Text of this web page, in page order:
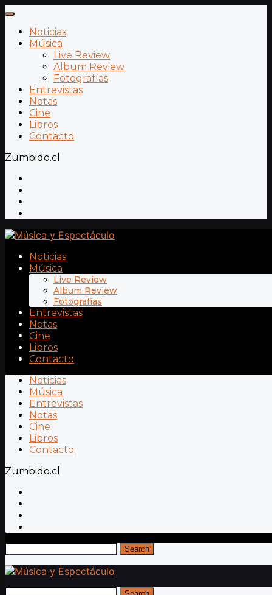
Noticias
Música
Live Review
Album Review
Fotografías
Entrevistas
Notas
Cine
Libros
Contacto
Zumbido.cl
Noticias
Música
Live Review
Album Review
Fotografías
Entrevistas
Notas
Cine
Libros
Contacto
Noticias
Música
Entrevistas
Notas
Cine
Libros
Contacto
Zumbido.cl
Search